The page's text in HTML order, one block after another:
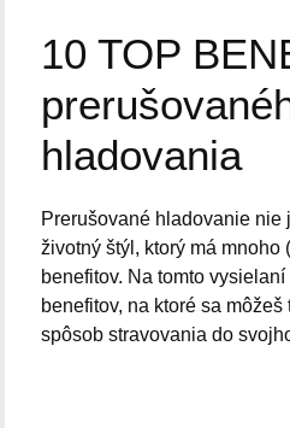
10 TOP
hladovania
Prerušované hladovanie nie
životný štýl, ktorý má mnoho
benefitov. Na tomto
benefitov, na ktoré sa
spôsob stravovania do